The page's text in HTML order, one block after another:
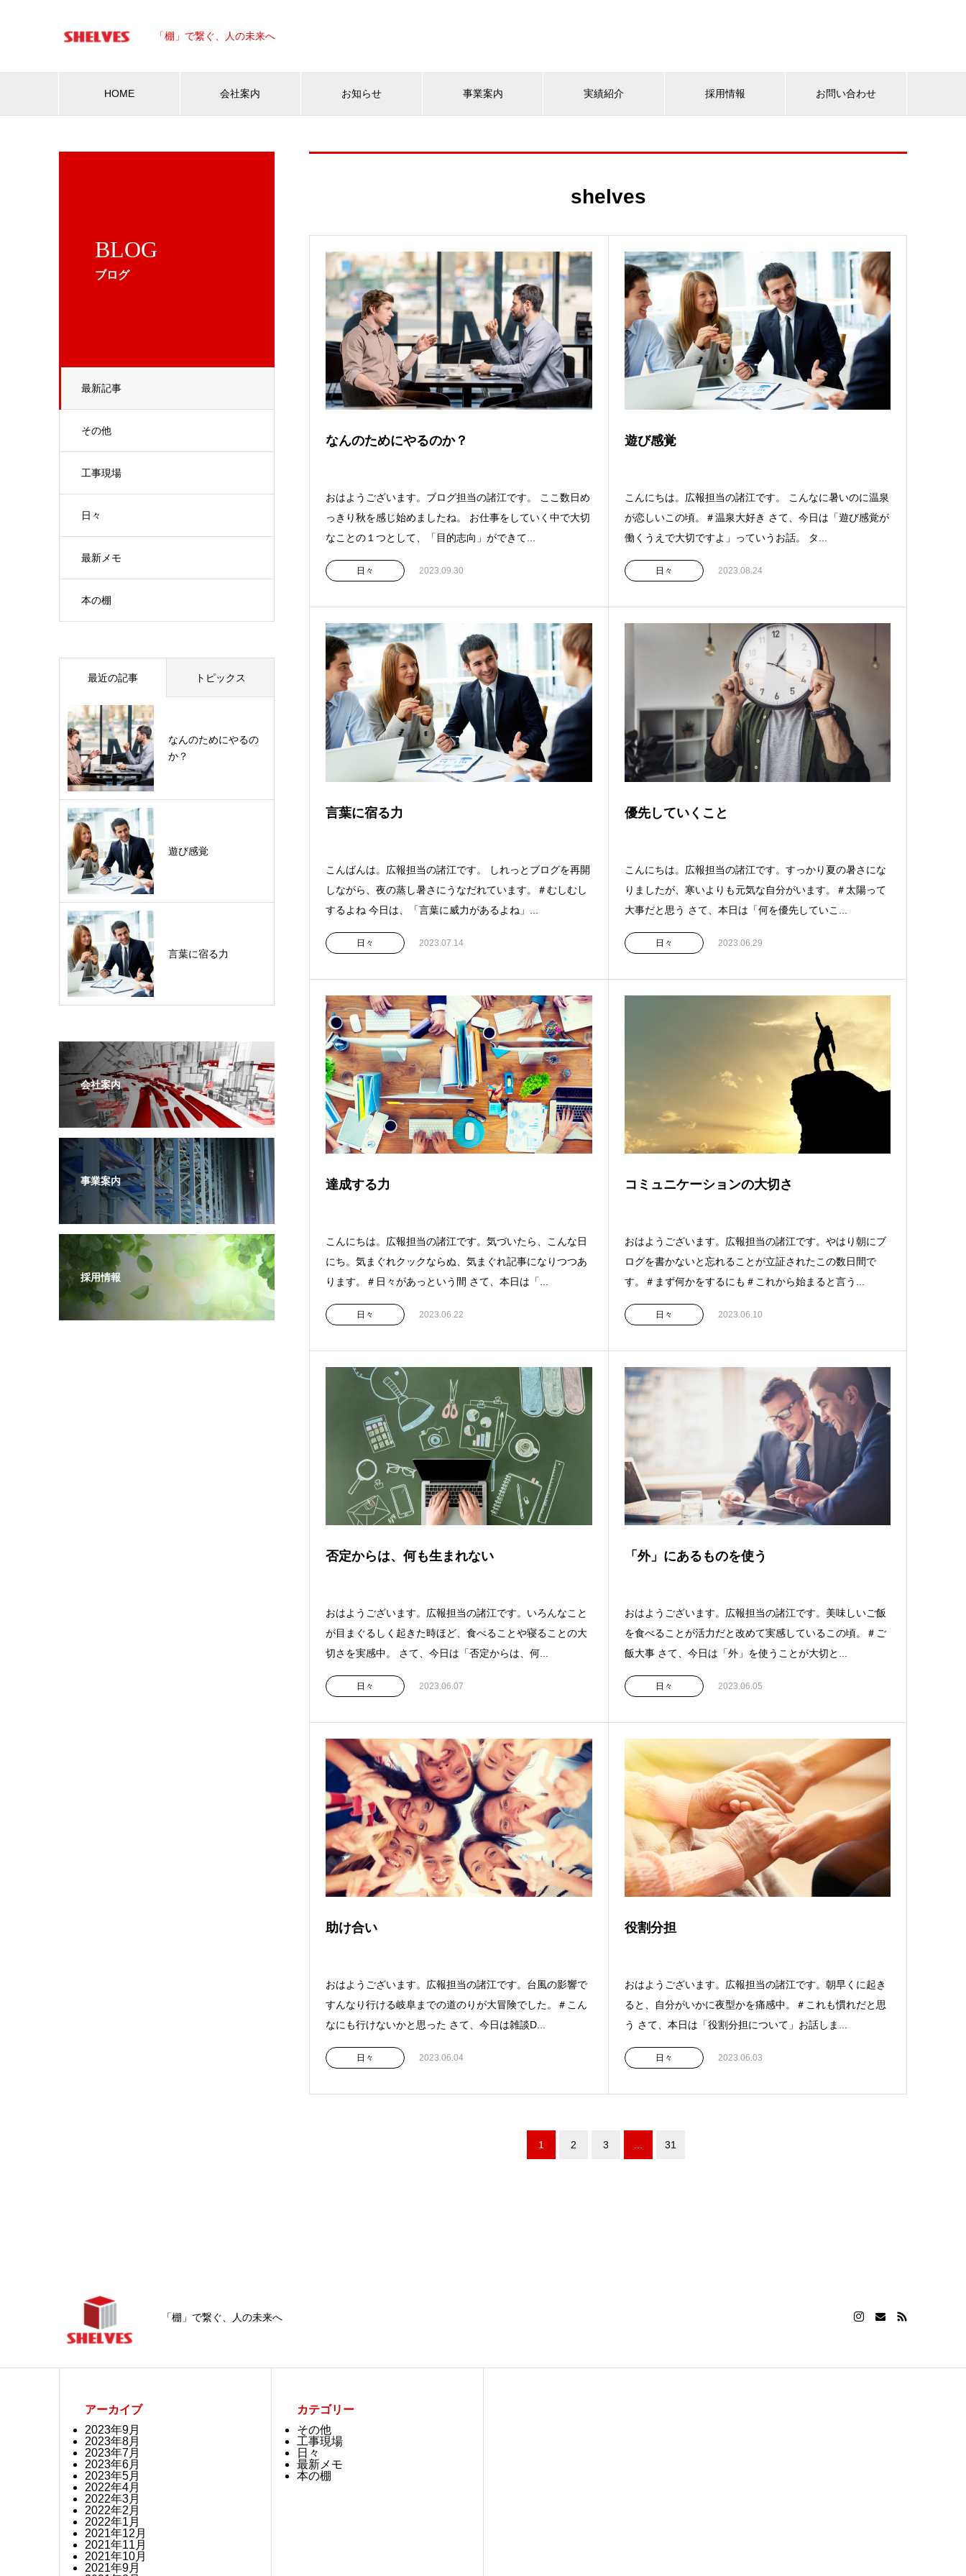
「棚」で繋ぐ、人の未来へ
HOME 会社案内 お知らせ 事業案内 実績紹介 採用情報 お問い合わせ
BLOG
ブログ
最新記事
その他
工事現場
日々
最新メモ
本の棚
shelves
なんのためにやるのか？
おはようございます。ブログ担当の諸江です。 ここ数日め
っきり秋を感じ始めましたね。 お仕事をしていく中で大切
なことの１つとして、「目的志向」ができて...
日々 2023.09.30
遊び感覚
こんにちは。広報担当の諸江です。 こんなに暑いのに温泉
が恋しいこの頃。＃温泉大好き さて、今日は「遊び感覚が
働くうえで大切ですよ」っていうお話。 タ...
日々 2023.08.24
言葉に宿る力
こんばんは。広報担当の諸江です。 しれっとブログを再開
しながら、夜の蒸し暑さにうなだれています。＃むしむし
するよね 今日は、「言葉に威力があるよね」...
日々 2023.07.14
優先していくこと
こんにちは。広報担当の諸江です。すっかり夏の暑さにな
りましたが、寒いよりも元気な自分がいます。＃太陽って
大事だと思う さて、本日は「何を優先していこ...
日々 2023.06.29
達成する力
こんにちは。広報担当の諸江です。気づいたら、こんな日
にち。気まぐれクックならぬ、気まぐれ記事になりつつあ
ります。＃日々があっという間 さて、本日は「...
日々 2023.06.22
コミュニケーションの大切さ
おはようございます。広報担当の諸江です。やはり朝にブ
ログを書かないと忘れることが立証されたこの数日間で
す。＃まず何かをするにも＃これから始まると言う...
日々 2023.06.10
否定からは、何も生まれない
おはようございます。広報担当の諸江です。いろんなこと
が目まぐるしく起きた時ほど、食べることや寝ることの大
切さを実感中。 さて、今日は「否定からは、何...
日々 2023.06.07
「外」にあるものを使う
おはようございます。広報担当の諸江です。美味しいご飯
を食べることが活力だと改めて実感しているこの頃。＃ご
飯大事 さて、今日は「外」を使うことが大切と...
日々 2023.06.05
助け合い
おはようございます。広報担当の諸江です。台風の影響で
すんなり行ける岐阜までの道のりが大冒険でした。＃こん
なにも行けないかと思った さて、今日は雑談D...
日々 2023.06.04
役割分担
おはようございます。広報担当の諸江です。朝早くに起き
ると、自分がいかに夜型かを痛感中。＃これも慣れだと思
う さて、本日は「役割分担について」お話しま...
日々 2023.06.03
1 2 3 … 31
最近の記事 トピックス
なんのためにやるの
か？
遊び感覚
言葉に宿る力
会社案内
事業案内
採用情報
「棚」で繋ぐ、人の未来へ
アーカイブ
2023年9月
2023年8月
2023年7月
2023年6月
2023年5月
2022年4月
2022年3月
2022年2月
2022年1月
2021年12月
2021年11月
2021年10月
2021年9月
カテゴリー
その他
工事現場
日々
最新メモ
本の棚